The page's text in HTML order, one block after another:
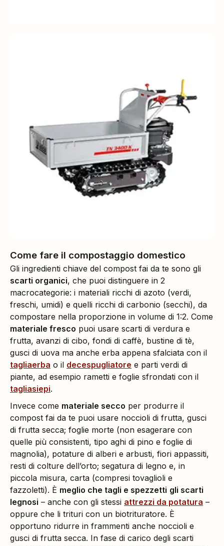
Come fare il compostaggio domestico
Gli ingredienti chiave del compost fai da te sono gli
scarti organici, che puoi distinguere in 2
macrocategorie: i materiali ricchi di azoto (verdi,
freschi, umidi) e quelli ricchi di carbonio (secchi), da
compostare nella proporzione in volume di 1:2. Come
materiale fresco puoi usare scarti di verdura e
frutta, avanzi di cibo, fondi di caffè, bustine di tè,
gusci di uova ma anche erba appena sfalciata con il
tagliaerba o il decespugliatore e parti verdi di
piante, ad esempio rametti e foglie sfrondati con il
tagliasiepi.
Invece come materiale secco per produrre il
compost fai da te puoi usare noccioli di frutta, gusci
di frutta secca; foglie morte (non esagerare con
quelle più consistenti, tipo aghi di pino e foglie di
magnolia), potature di alberi e arbusti, fiori appassiti,
resti di colture dell’orto; segatura di legno e, in
piccola misura, carta (compresi tovaglioli e
fazzoletti). È meglio che tagli e spezzetti gli scarti
legnosi – anche con gli stessi attrezzi da potatura –
oppure che li trituri con un biotrituratore. È
opportuno ridurre in frammenti anche noccioli e
gusci di frutta secca. In fase di carico degli scarti